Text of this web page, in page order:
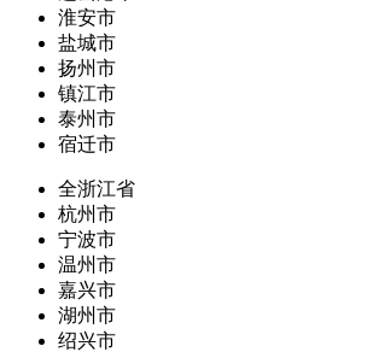
淮安市
盐城市
扬州市
镇江市
泰州市
宿迁市
全浙江省
杭州市
宁波市
温州市
嘉兴市
湖州市
绍兴市